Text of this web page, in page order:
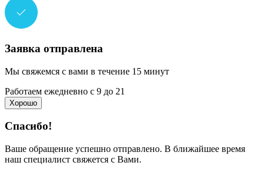
Заявка отправлена
Мы свяжемся с вами в течение 15 минут
Работаем ежедневно с 9 до 21
Хорошо
Спасибо!
Ваше обращение успешно отправлено. В ближайшее время
наш специалист свяжется с Вами.